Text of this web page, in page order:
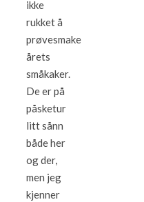
ikke
rukket å
prøvesmake
årets
småkaker.
De er på
påsketur
litt sånn
både her
og der,
men jeg
kjenner